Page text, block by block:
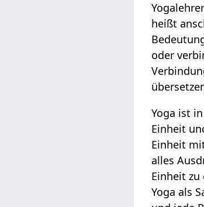
heißt
oder
Yoga ist
Einheit
Einheit
alles
Einheit
Yoga als